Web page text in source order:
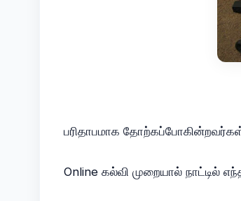
பரிதாபமாக
Online கல்வி முறையால் நாட்டில்